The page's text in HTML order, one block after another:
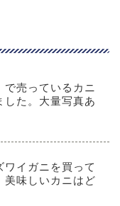
売っているカニ
した。大量写真あ
ワイガニを買って
美味しいカニはど